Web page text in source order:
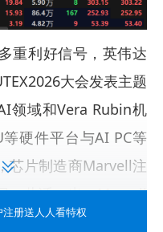
重利好信号，英伟达
大会发表主题
领域和Vera Rubin机
硬件平台与AI PC等
芯片制造商Marvell注
。此话一出，Marvell
年来最大单日涨幅，
注册送人人看特权